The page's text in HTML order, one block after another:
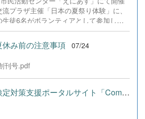
プラザ主催「日本の夏祭り体験」に、
徒6名がボランティアとして参加しま
クライナ、ネパール、アフガニスタンな
集まり、ヨーヨー釣りや綿あめ、盆踊
姿でイベントを彩った1年生や、経験
顔で交流を深めました。 主催者の方か
を問わず笑顔で寄り添い、自分で考え
い。異文化理解のマインドが自然と身
、賞賛の声をいただきました！ 教室の中
世界という広いフィールドで本領を発
み前の注意事項 07/24
刊号.pdf
【ＢＳＣ】全商検定対策支援ポータルサイト「Compath（コンパス）...